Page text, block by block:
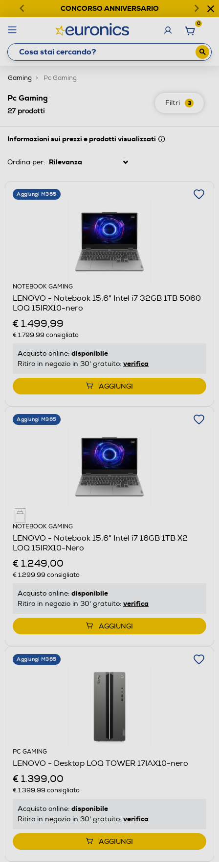
CONCORSO ANNIVERSARIO
0
Gaming Pc Gaming
Filtri 3
Pc Gaming
27prodotti
Informazioni sui prezzi e prodotti visualizzati
Ordina per:
Aggiungi M365
NOTEBOOK GAMING
LENOVO - Notebook 15,6" Intel i7 32GB 1TB 5060
LOQ 15IRX10-nero
€ 1.499,99
€ 1.799,99 consigliato
Acquisto online: disponibile
Ritiro in negozio in 30' gratuito: verifica
AGGIUNGI
Aggiungi M365
NOTEBOOK GAMING
LENOVO - Notebook 15,6" Intel i7 16GB 1TB X2
LOQ 15IRX10-Nero
€ 1.249,00
€ 1.299,99 consigliato
Acquisto online: disponibile
Ritiro in negozio in 30' gratuito: verifica
AGGIUNGI
Aggiungi M365
PC GAMING
LENOVO - Desktop LOQ TOWER 17IAX10-nero
€ 1.399,00
€ 1.399,99 consigliato
Acquisto online: disponibile
Ritiro in negozio in 30' gratuito: verifica
AGGIUNGI